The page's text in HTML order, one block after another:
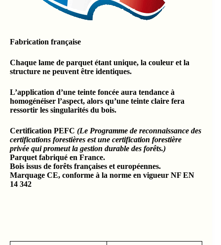
Fabrication française
Chaque lame de parquet étant unique, la couleur et la
structure ne peuvent être identiques.
L’application d’une teinte foncée aura tendance à
homogénéiser l’aspect, alors qu’une teinte claire fera
ressortir les singularités du bois.
Certification PEFC (Le Programme de reconnaissance des
certifications forestières est une certification forestière
privée qui promeut la gestion durable des forêts.)
Parquet fabriqué en France.
Bois issus de forêts françaises et européennes.
Marquage CE, conforme à la norme en vigueur NF EN
14 342